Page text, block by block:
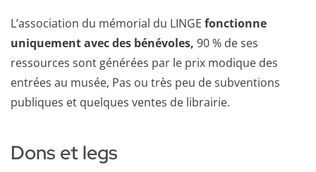
L’association du mémorial du LINGE fonctionne
uniquement avec des bénévoles, 90 % de ses
ressources sont générées par le prix modique des
entrées au musée, Pas ou très peu de subventions
publiques et quelques ventes de librairie.
Dons et legs